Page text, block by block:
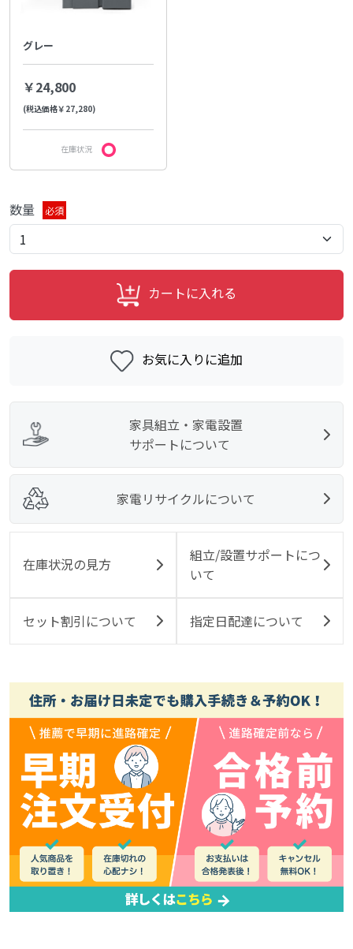
グレー
￥24,800
(税込価格￥27,280)
在庫状況
数量 必須
カートに入れる
お気に入りに追加
家具組立・家電設置
サポートについて
家電リサイクルについて
在庫状況の見方
組立/設置サポートにつ
いて
セット割引について 指定日配達について